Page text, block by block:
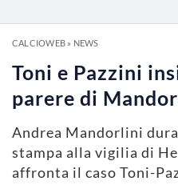
CALCIOWEB» NEWS
Toni e Pazzini
parere di
Andrea Mandorlini
stampa alla vigilia di
affronta il caso Toni-